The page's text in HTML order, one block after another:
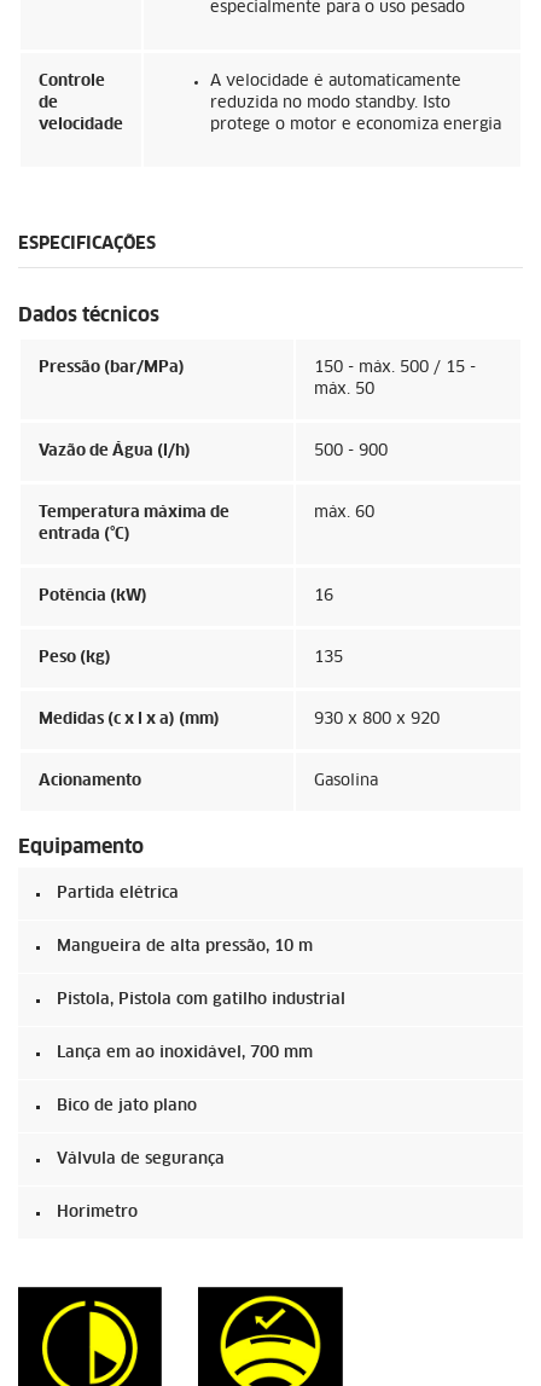
especialmente para o uso pesado
Controle
de
velocidade
A velocidade é automaticamente
reduzida no modo standby. Isto
protege o motor e economiza energia
ESPECIFICAÇÕES
Dados técnicos
Pressão (bar/MPa)
150 - máx. 500 / 15 -
máx. 50
Vazão de Água (l/h) 500 - 900
Temperatura máxima de
entrada (°C)
máx. 60
Potência (kW) 16
Peso (kg) 135
Medidas (c x l x a) (mm) 930 x 800 x 920
Acionamento Gasolina
Equipamento
Partida elétrica
Mangueira de alta pressão, 10 m
Pistola, Pistola com gatilho industrial
Lança em ao inoxidável, 700 mm
Bico de jato plano
Válvula de segurança
Horimetro